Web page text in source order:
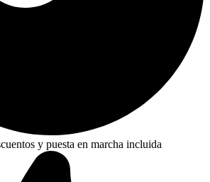
y puesta en marcha incluida